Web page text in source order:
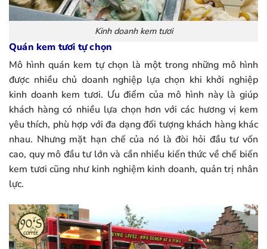
Kinh doanh kem tươi
Quán kem tươi tự chọn
Mô hình quán kem tự chọn là một trong những mô hình
được nhiều chủ doanh nghiệp lựa chọn khi khởi nghiệp
kinh doanh kem tươi. Ưu điểm của mô hình này là giúp
khách hàng có nhiều lựa chọn hơn với các hương vị kem
yêu thích, phù hợp với đa dạng đối tượng khách hàng khác
nhau. Nhưng mặt hạn chế của nó là đòi hỏi đầu tư vốn
cao, quy mô đầu tư lớn và cần nhiều kiến thức về chế biến
kem tươi cũng như kinh nghiệm kinh doanh, quản trị nhân
lực.